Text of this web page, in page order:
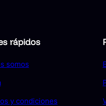
rápidos
somos
y condiciones